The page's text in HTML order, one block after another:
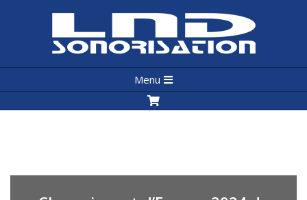
LND
Sonorisation
Navigation
Menu
Menu